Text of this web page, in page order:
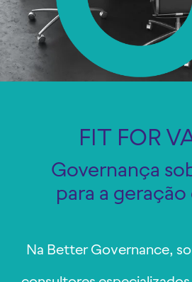
FIT FOR
Governança
para a
Na Better Governance,